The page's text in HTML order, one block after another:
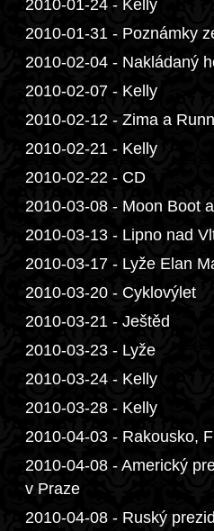
2010-01-24 - Kelly
2010-01-31 - Poznámky
2010-02-04 - Nakládaný
2010-02-07 - Kelly
2010-02-12 - Zima a
2010-02-21 - Kelly
2010-02-22 - CD
2010-03-08 - Moon Boot
2010-03-13 - Lipno nad
2010-03-17 - Lyže Elan
2010-03-20 - Cyklovýlet
2010-03-21 - Ještěd
2010-03-23 - Lyže
2010-03-24 - Kelly
2010-03-28 - Kelly
2010-04-03 - Rakousko,
2010-04-08 - Americký
v Praze
2010-04-08 - Ruský